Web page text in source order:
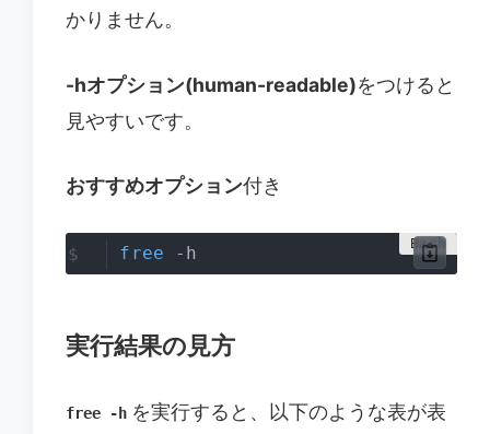
かりません。
-hオプション(human-readable)をつけると
見やすいです。
おすすめオプション付き
free -h
実行結果の見方
free -h を実行すると、以下のような表が表